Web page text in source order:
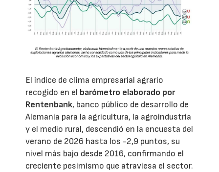
El índice de clima empresarial agrario
recogido en el barómetro elaborado por
Rentenbank, banco público de desarrollo de
Alemania para la agricultura, la agroindustria
y el medio rural, descendió en la encuesta del
verano de 2026 hasta los -2,9 puntos, su
nivel más bajo desde 2016, confirmando el
creciente pesimismo que atraviesa el sector.